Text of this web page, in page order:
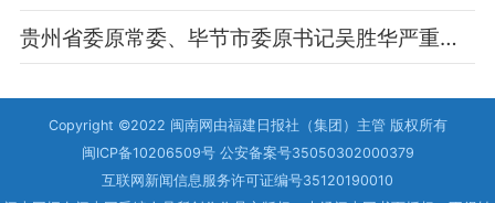
贵州省委原常委、毕节市委原书记吴胜华严重违纪违法被开除党籍和公职
Copyright ©2022 闽南网由福建日报社（集团）主管 版权所有
闽ICP备10206509号 公安备案号35050302000379
互联网新闻信息服务许可证编号35120190010